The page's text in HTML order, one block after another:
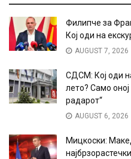
Филипче за
Кој оди на
AUGUST 7, 2026
СДСМ: Кој оди
лето? Само
радарот“
AUGUST 6, 2026
Мицкоски: